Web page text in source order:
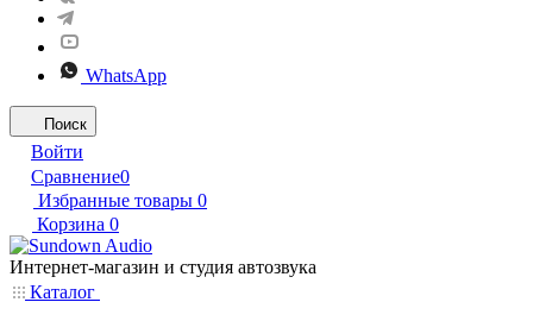
WhatsApp
Поиск
Войти
Сравнение0
Избранные товары 0
Корзина 0
Интернет-магазин и студия автозвука
Каталог